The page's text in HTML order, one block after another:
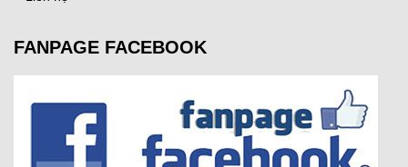
FANPAGE FACEBOOK